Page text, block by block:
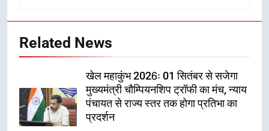
Related News
खेल महाकुंभ 2026ः 01 सितंबर से सजेगा
मुख्यमंत्री चौम्पियनशिप ट्रॉफी का मंच, न्याय
पंचायत से राज्य स्तर तक होगा प्रतिभा का
प्रदर्शन